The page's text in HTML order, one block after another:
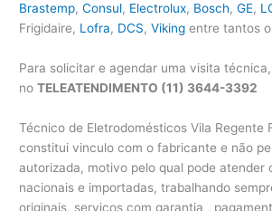
Brastemp,Consul, Electrolux, Bosch,GE,
Frigidaire, Lofra, DCS,Viking entre tantos
Para solicitar e agendar uma visita
noTELEATENDIMENTO (11) 3644-3392
Técnico de Eletrodomésticos Vila Regente
constitui vinculo com o fabricante e não
autorizada, motivo pelo qual pode atender
nacionais e importadas, trabalhando
originais, serviços com garantia ,